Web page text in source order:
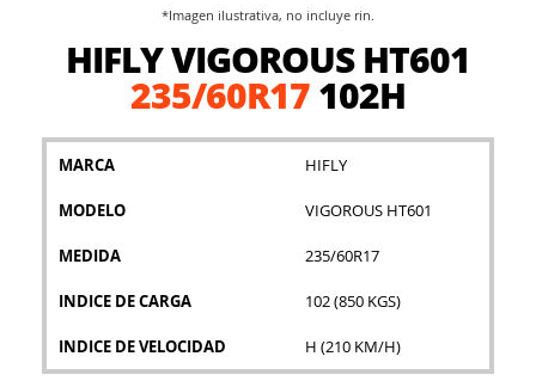
HIFLY VIGOROUS HT601
235/60R17102H
MARCA HIFLY
MODELO VIGOROUS HT601
MEDIDA 235/60R17
INDICE DE CARGA 102 (850 KGS)
INDICE DE VELOCIDAD H (210 KM/H)
*Imagen ilustrativa, no incluye rin.
galería
imágenes